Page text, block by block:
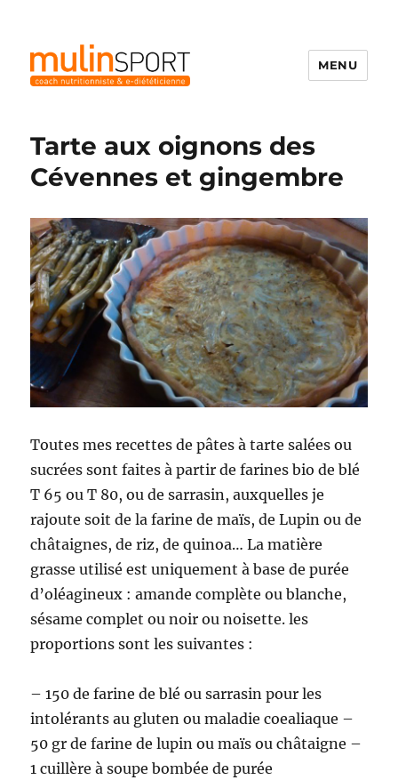
MENU
Tarte aux oignons des
Cévennes et gingembre
Toutes mes recettes de pâtes à tarte salées ou
sucrées sont faites à partir de farines bio de blé
T 65 ou T 80, ou de sarrasin, auxquelles je
rajoute soit de la farine de maïs, de Lupin ou de
châtaignes, de riz, de quinoa… La matière
grasse utilisé est uniquement à base de purée
d’oléagineux : amande complète ou blanche,
sésame complet ou noir ou noisette. les
proportions sont les suivantes :
– 150 de farine de blé ou sarrasin pour les
intolérants au gluten ou maladie coealiaque –
50 gr de farine de lupin ou maïs ou châtaigne –
1 cuillère à soupe bombée de purée